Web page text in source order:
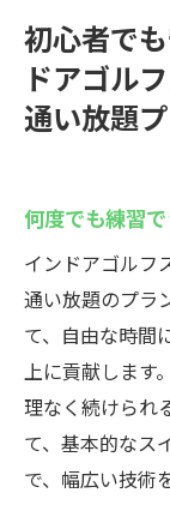
初心者で
ドアゴル
通い放題
何度でも練習
インドアゴルフ
通い放題のプラ
て、自由な時間
上に貢献します
理なく続けられ
て、基本的なス
で、幅広い技術